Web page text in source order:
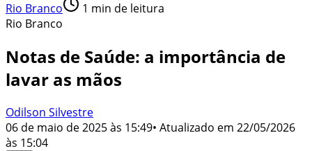
Rio Branco 1 min de leitura
Rio Branco
Notas de Saúde: a importância de
lavar as mãos
Odilson Silvestre
06 de maio de 2025 às 15:49• Atualizado em 22/05/2026
às 15:04